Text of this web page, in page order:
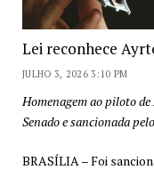
Lei reconhece
JULHO 3, 2026 3:10 PM
Homenagem ao piloto
Senado e sancionada
BRASÍLIA – Foi